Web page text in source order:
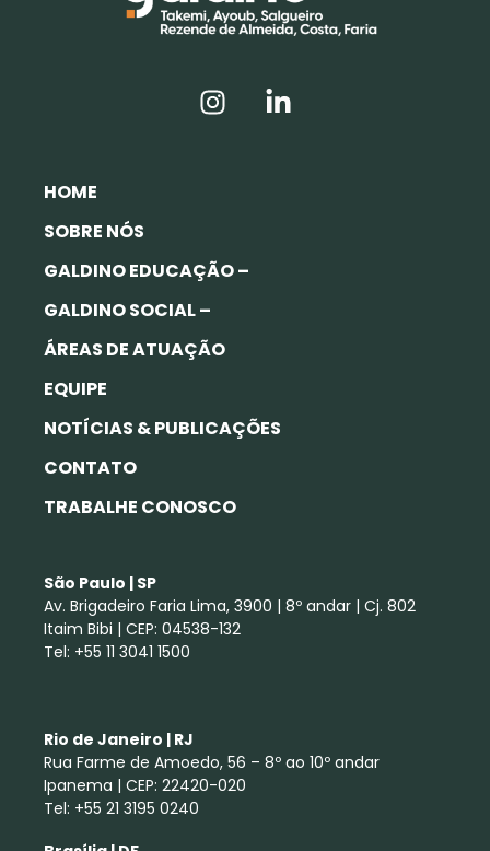
HOME
SOBRE NÓS
GALDINO EDUCAÇÃO –
GALDINO SOCIAL –
ÁREAS DE ATUAÇÃO
EQUIPE
NOTÍCIAS & PUBLICAÇÕES
CONTATO
TRABALHE CONOSCO
São Paulo | SP
Av. Brigadeiro Faria Lima, 3900 | 8º andar | Cj. 802
Itaim Bibi | CEP: 04538-132
Tel: +55 11 3041 1500
Rio de Janeiro | RJ
Rua Farme de Amoedo, 56 – 8º ao 10º andar
Ipanema | CEP: 22420-020
Tel: +55 21 3195 0240